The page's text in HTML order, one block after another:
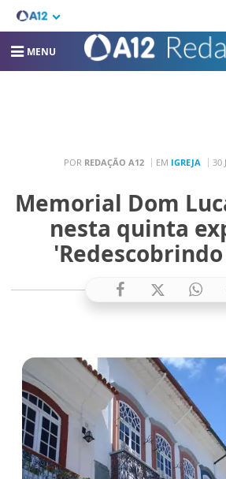
MENU
POR REDAÇÃO A12 EM IGREJA 30
Memorial Dom
nesta quinta